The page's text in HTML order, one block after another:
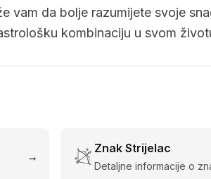
vam da bolje razumijete svoje
kombinaciju u svom
→
Znak Strijelac
Detaljne informacije o